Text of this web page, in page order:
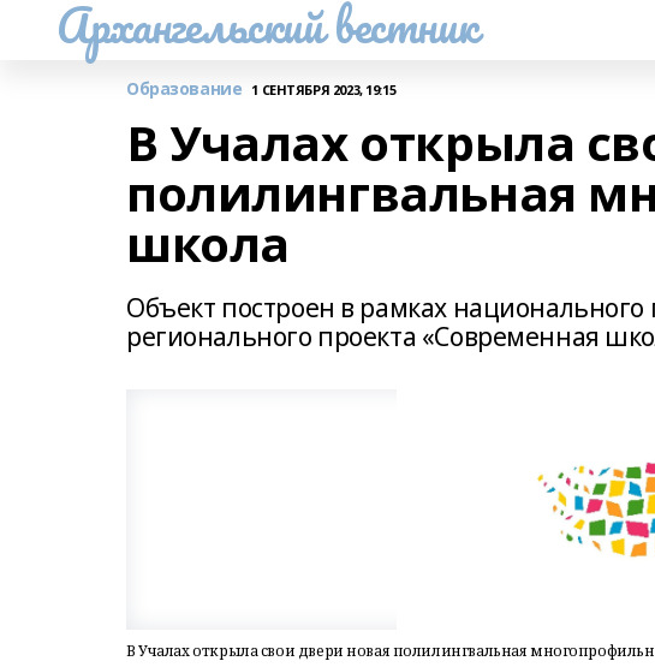
Архангельский вестник
Образование 1 СЕНТЯБРЯ 2023, 19:15
В Учалах открыла
полилингвальная
школа
Объект построен в рамках национального
регионального проекта «Современная
В Учалах открыла свои двери новая полилингвальная